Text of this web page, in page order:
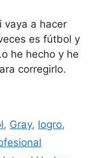
vaya a hacer
es fútbol y
he hecho y he
corregirlo.
, Gray, logro,